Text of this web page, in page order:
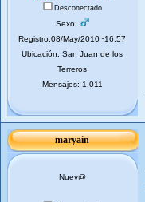
Desconectado
Sexo:
Registro:08/May/2010~16:57
Ubicación: San Juan de los
Terreros
Mensajes: 1.011
maryain
Nuev@